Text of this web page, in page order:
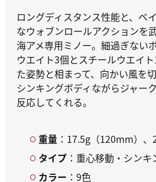
ロングディスタンス性能と、ベ
なウォブンロールアクションを
海アメ専用ミノー。細過ぎない
ウエイト3個とスチールウエイ
た姿勢と相まって、向かい風を
シンキングボディながらジャー
反応してくれる。
重量 ：17.5g（120mm）、
タイプ ：重心移動・シンキ
カラー ：9色